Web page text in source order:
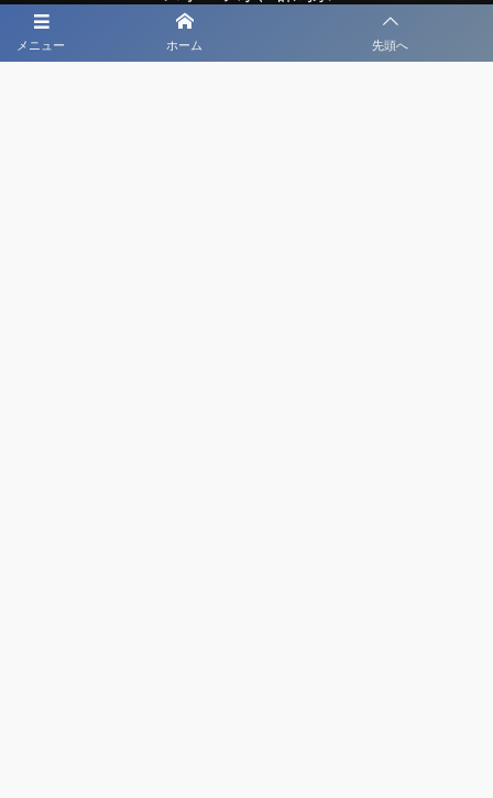
メニュー ホーム 先頭へ
群馬県教育委員会